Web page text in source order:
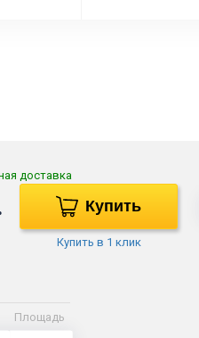
доставка
Купить
Купить в 1 клик
Площадь